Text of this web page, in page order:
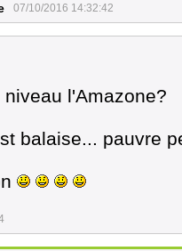
07/10/2016 14:32:42
l'Amazone?
balaise... pauvre